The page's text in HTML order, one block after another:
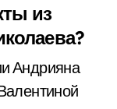
из
Андрияна